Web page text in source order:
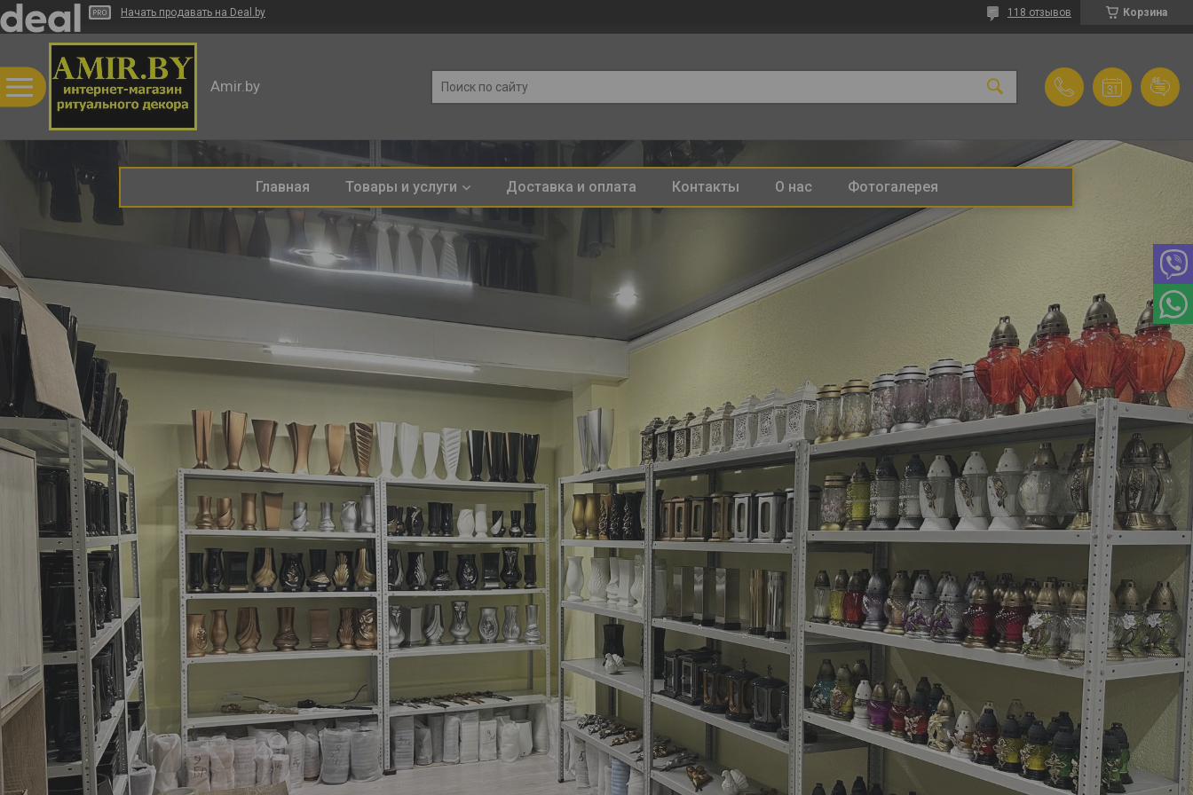
Начать продавать на Deal.by Корзина
118 отзывов
Amir.by
Главная Товары и услуги Доставка и оплата Контакты О нас Фотогалерея